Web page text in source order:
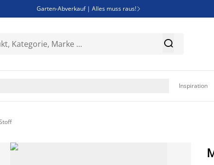
Garten-Abverkauf | Alles muss raus! 
Bist du Unternehmer? Entdecke JYSK-B2B 
Inspiration